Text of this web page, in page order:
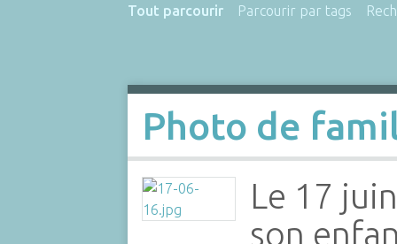
Tout parcourir Parcourir par tags
Photo de
Le 17
son